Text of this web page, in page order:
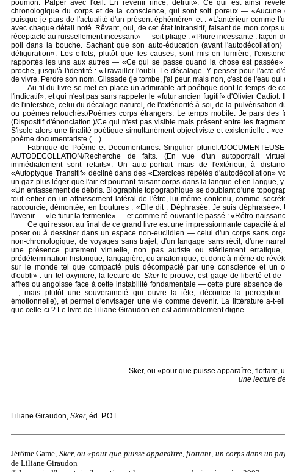
poumon. Palper avec l'œil. En revenir rincé, détruit». Ce qui est ainsi
chronologique du corps et de la conscience, qui sont soit poreux — «Aucune
puisque je pars de l'actualité d'un présent éphémère» et : «L'antérieur comme
avec chaque détail noté. Rêvant, oui, de cet état intransitif, faisant de mon corps
réceptacle au ruissellement incessant» — soit pliage : «Pliure incessante : façon
poil dans la bouche. Sachant que son auto-éducation (avant
défiguration». Les effets, plutôt que les causes, sont mis en lumière,
rapportés les uns aux autres — «Ce qui se passe quand la chose est
proche, jusqu'à l'identité : «Travailler l'oubli. Le décalage. Y penser pour l'acte
de vivre. Perdre son nom. Glissade (je tombe, j'ai peur, mais non, c'est de l'eau
Au fil du livre se met en place un admirable art poétique dont le temps de
l'indicatif», et qui n'est pas sans rappeler le «futur ancien fugitif» d'Olivier Cadiot.
de l'interstice, celui du décalage naturel, de l'extériorité à soi, de la pulvérisation
ou poèmes retouchés./Poèmes corps étrangers. Le temps mobile. Je pars des
(Dispositif d'énonciation.)/Ce qui n'est pas visible mais présent entre les
S'isole alors une finalité poétique simultanément objectiviste et existentielle :
poème documentariste (…)
Fabrique de Poème et Documentaires. Singulier pluriel./
AUTODECOLLATION/Recherche de faits. (En vue d'un autoportrait
immédiatement sont refaits». Un auto-portrait mais de l'extérieur, à
«Autoptyque Transitif» décliné dans des «Exercices répétés d'autodécollation»
un gaz plus léger que l'air et pourtant faisant corps dans la langue et en langue,
«Un entassement de débris. Biographie topographique se doublant d'une
tout entier en un affaissement latéral de l'être, lui-même contenu, comme
raccourcie, démontée, en boutures : «Elle dit : Déphrasée. Je suis déphrasée».
l'avenir — «le futur la fermente» — et comme ré-ouvrant le passé : «Rétro-
Ce qui ressort au final de ce grand livre est une impressionnante capacité à
poser ou à dessiner dans un espace non-euclidien — celui d'un corps sans
non-chronologique, de voyages sans trajet, d'un langage sans récit, d'une
une présence purement virtuelle, non pas autiste ou stérilement
prédétermination historique, langagière, ou anatomique, et donc à même de
sur le monde tel que compacté puis décompacté par une conscience et un
d'oubli» : un tel oxymore, la lecture de Skerle prouve, est gage de liberté et de
affres ou angoisse face à cette instabilité fondamentale — cette pure absence
—, mais plutôt une souveraineté qui ouvre la tête, décoince la perception
émotionnelle), et permet d'envisager une vie comme devenir. La littérature a-t-
que celle-ci ? Le livre de Liliane Giraudon en est admirablement digne.
Sker, ou «pour que puisse apparaître, flottant,
une lecture
Liliane Giraudon, Sker, éd. P.O.L.
Jérôme Game, Sker, ou «pour que puisse apparaître, flottant, un corps dans un
de Liliane Giraudon